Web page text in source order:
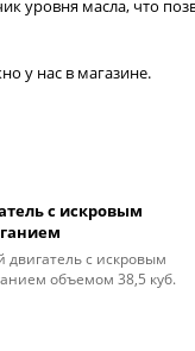
уровня масла, что
у нас в магазине.
с искровым
двигатель с искровым
объемом 38,5 куб.